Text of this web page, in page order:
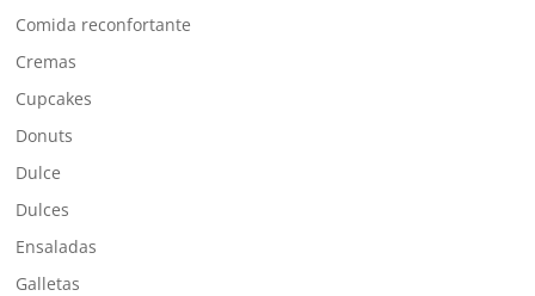
Comida reconfortante
Cremas
Cupcakes
Donuts
Dulce
Dulces
Ensaladas
Galletas